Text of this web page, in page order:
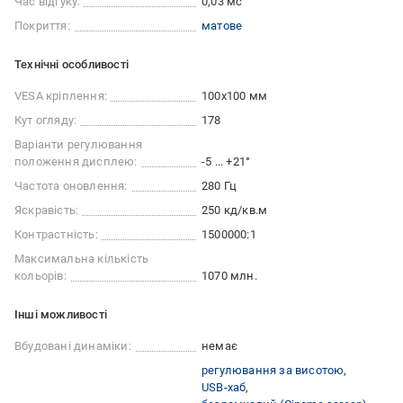
Покриття:
матове
Технічні особливості
VESA кріплення:
100x100 мм
Кут огляду:
178
Варіанти регулювання
положення дисплею:
-5 ... +21°
Частота оновлення:
280 Гц
Яскравість:
250 кд/кв.м
Контрастність:
1500000:1
Максимальна кількість
кольорів:
1070 млн.
Iншi можливостi
Вбудовані динаміки:
немає
регулювання за висотою
USB-хаб